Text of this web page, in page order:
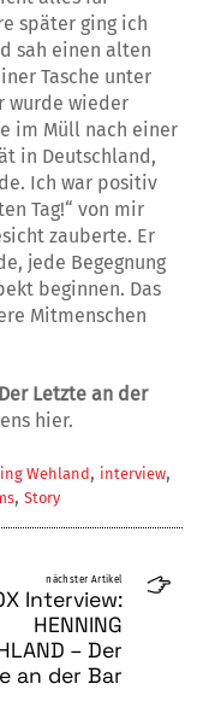
spä­ter ging ich
sah einen alten
Tasche unter
wurde wieder
im Müll nach einer
in Deutschland,
Ich war positiv
Tag!“ von mir
zauberte. Er
jede Begeg­nung
beginnen. Das
Mitmenschen
Letzte an der
hier.
Wehland, interview,
, Story
nächster Artikel
Interview:
HENNING
– Der
an der Bar